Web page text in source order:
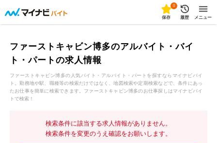
0
保存 履歴 メニュー
ファーストキャビン博多のアルバイト・バイ
ト・パートの求人情報
ファーストキャビン博多の人気バイト・アルバイト・パートを探すならマイナビバイ
ト。勤務地や駅、職種等の検索だけではなく、地図検索や定期検索などで、条件にあっ
たお仕事を簡単に検索できます。ファーストキャビン博多のお仕事探しはマイナビバイ
トで検索！
検索条件に該当する求人情報がありません。
検索条件を変更のうえ確認をお願いします。